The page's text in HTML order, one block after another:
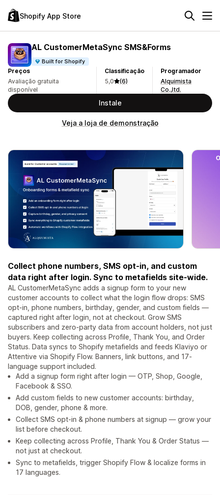
Shopify App Store
AL CustomerMetaSync SMS&Forms
Built for Shopify
Preços
Avaliação gratuita
disponível
Classificação
5,0
(6)
Programador
Alquimista
Co.,ltd.
Instale
Veja a loja de demonstração
Collect phone numbers, SMS opt-in, and custom
data right after login. Sync to metafields site-wide.
AL CustomerMetaSync adds a signup form to your new
customer accounts to collect what the login flow drops: SMS
opt-in, phone numbers, birthday, gender, and custom fields —
captured right after login, not at checkout. Grow SMS
subscribers and zero-party data from account holders, not just
buyers. Keep collecting across Profile, Thank You, and Order
Status. Data syncs to Shopify metafields and feeds Klaviyo or
Attentive via Shopify Flow. Banners, link buttons, and 17-
language support included.
Add a signup form right after login — OTP, Shop, Google,
Facebook & SSO.
Add custom fields to new customer accounts: birthday,
DOB, gender, phone & more.
Collect SMS opt-in & phone numbers at signup — grow your
list before checkout.
Keep collecting across Profile, Thank You & Order Status —
not just at checkout.
Sync to metafields, trigger Shopify Flow & localize forms in
17 languages.